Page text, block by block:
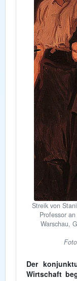
Streik von
Professor
Warschau,
Der
Wirtschaft